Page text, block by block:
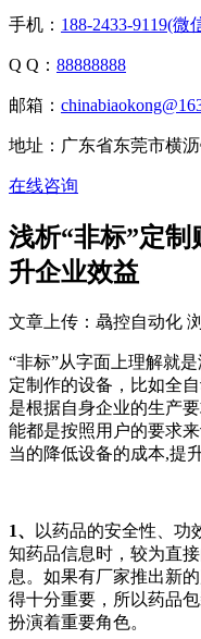
手机： 188-2433-9119(微
Q Q： 88888888
邮箱：
地址：广东省东莞市横
在线咨询
浅析“非标”定
升企业效益
文章上传：骉控自动化
“非标”从字面上理解就
定制作的设备，比如全
是根据自身企业的生产
能都是按照用户的要求
当的降低设备的成本,提
1、
以药品的安全性、功
知药品信息时，较为直
息。如果有厂家推出新
得十分重要，所以药品
扮演着重要角色。